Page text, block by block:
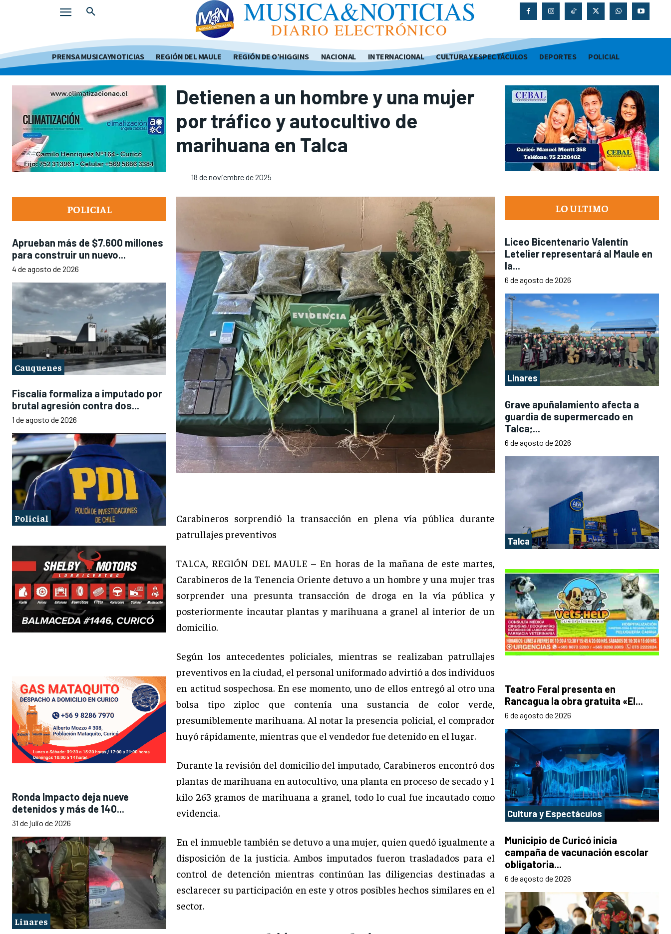
MUSICA&NOTICIAS
DIARIO ELECTRÓNICO
PRENSA MUSICAYNOTICIAS REGIÓN DEL MAULE REGIÓN DE O’HIGGINS NACIONAL INTERNACIONAL CULTURA Y ESPECTÁCULOS DEPORTES POLICIAL
POLICIAL
Aprueban más de $7.600 millones
para construir un nuevo...
4 de agosto de 2026
Cauquenes
Fiscalía formaliza a imputado por
brutal agresión contra dos...
1 de agosto de 2026
Policial
Ronda Impacto deja nueve
detenidos y más de 140...
31 de julio de 2026
Linares
Detienen a un hombre y una mujer
por tráfico y autocultivo de
marihuana en Talca
18 de noviembre de 2025
Carabineros sorprendió la transacción en plena vía pública durante
patrullajes preventivos
TALCA, REGIÓN DEL MAULE – En horas de la mañana de este martes,
Carabineros de la Tenencia Oriente detuvo a un hombre y una mujer tras
sorprender una presunta transacción de droga en la vía pública y
posteriormente incautar plantas y marihuana a granel al interior de un
domicilio.
Según los antecedentes policiales, mientras se realizaban patrullajes
preventivos en la ciudad, el personal uniformado advirtió a dos individuos
en actitud sospechosa. En ese momento, uno de ellos entregó al otro una
bolsa tipo ziploc que contenía una sustancia de color verde,
presumiblemente marihuana. Al notar la presencia policial, el comprador
huyó rápidamente, mientras que el vendedor fue detenido en el lugar.
Durante la revisión del domicilio del imputado, Carabineros encontró dos
plantas de marihuana en autocultivo, una planta en proceso de secado y 1
kilo 263 gramos de marihuana a granel, todo lo cual fue incautado como
evidencia.
En el inmueble también se detuvo a una mujer, quien quedó igualmente a
disposición de la justicia. Ambos imputados fueron trasladados para el
control de detención mientras continúan las diligencias destinadas a
esclarecer su participación en este y otros posibles hechos similares en el
sector.
LO ULTIMO
Liceo Bicentenario Valentín
Letelier representará al Maule en
la...
6 de agosto de 2026
Linares
Grave apuñalamiento afecta a
guardia de supermercado en
Talca;...
6 de agosto de 2026
Talca
Teatro Feral presenta en
Rancagua la obra gratuita «El...
6 de agosto de 2026
Cultura y Espectáculos
Municipio de Curicó inicia
campaña de vacunación escolar
obligatoria...
6 de agosto de 2026